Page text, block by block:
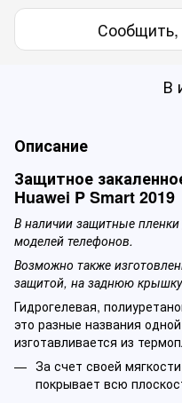
Сообщить,
В
Описание
Защитное
Huawei P Smart 2019
В наличии защитные пленки
моделей телефонов.
Возможно также
защитой, на заднюю
Гидрогелевая,
это разные названия
изготавливается из
За счет своей
покрывает всю